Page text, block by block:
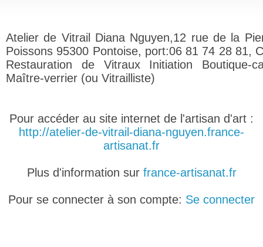
Atelier de Vitrail Diana Nguyen,12 rue de la
Poissons 95300 Pontoise, port:06 81 74 28 81,
Restauration de Vitraux Initiation Boutique-
Maître-verrier (ou Vitrailliste)
Pour accéder au site internet de l'artisan d'art :
http://atelier-de-vitrail-diana-nguyen.france-
artisanat.fr
Plus d'information sur france-artisanat.fr
Pour se connecter à son compte: Se connecter